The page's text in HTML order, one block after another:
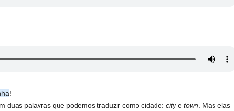
!
duas palavras que podemos traduzir como cidade: citye town . Mas elas